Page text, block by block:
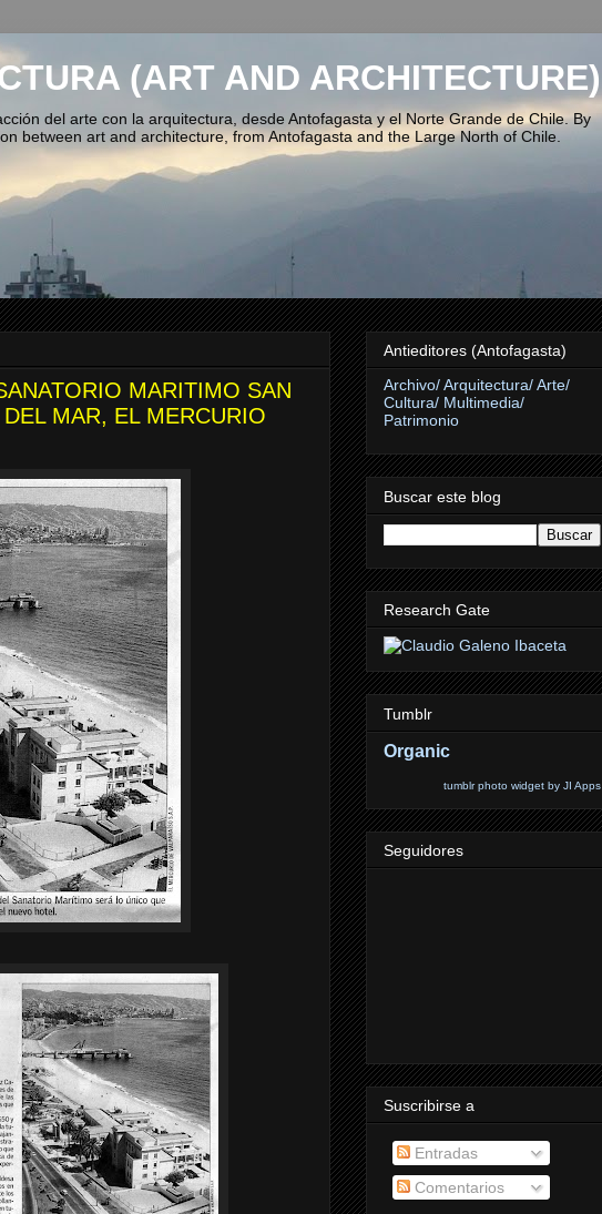
(ART AND ARCHITECTURE)
del arte con la arquitectura, desde Antofagasta y el Norte Grande de Chile. By
between art and architecture, from Antofagasta and the Large North of Chile.
MARITIMO SAN
MAR, EL MERCURIO
Antieditores (Antofagasta)
Archivo/ Arquitectura/ Arte/
Cultura/ Multimedia/
Patrimonio
Buscar este blog
Research Gate
Tumblr
Organic
tumblr photo widget by JI Apps
Seguidores
Suscribirse a
Entradas
Comentarios